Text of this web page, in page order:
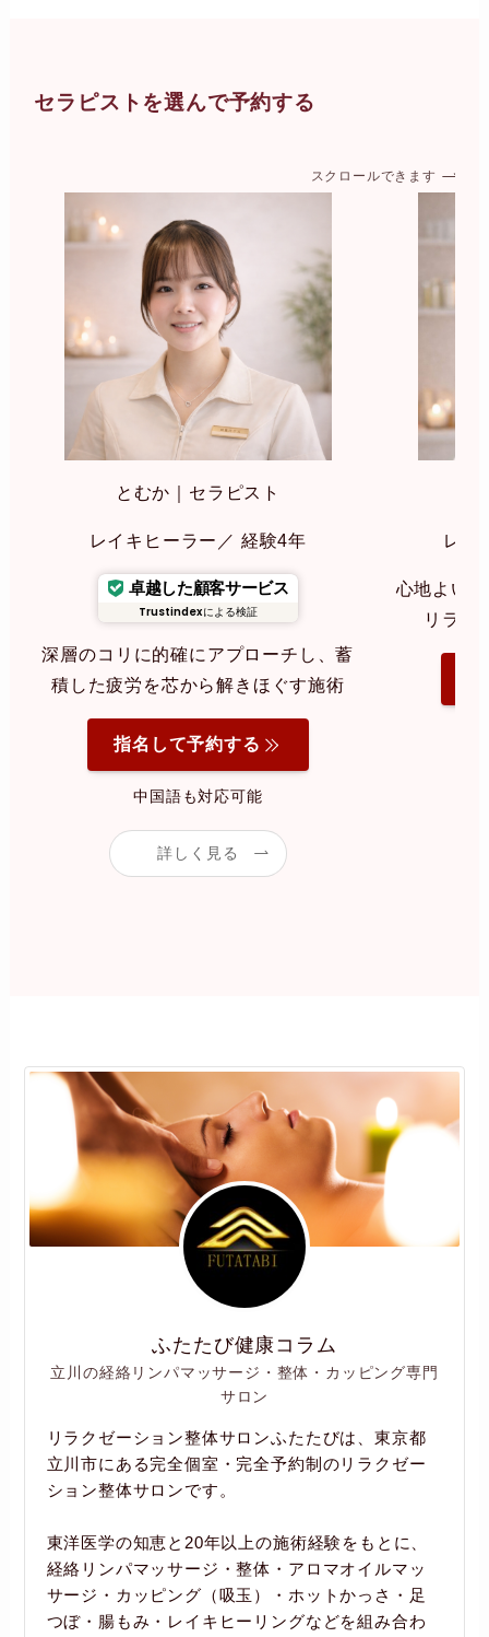
セラピストを選んで予約する
スクロールできます
とむか｜セラピスト
レイキヒーラー／ 経験4年
卓越した顧客サービス
Trustindexによる検証
深層のコリに的確にアプローチし、蓄
積した疲労を芯から解きほぐす施術
指名して予約する
中国語も対応可能
詳しく見る
レイ
心地よい
リラク
ふたたび健康コラム
立川の経絡リンパマッサージ・整体・カッピング専門
サロン
リラクゼーション整体サロンふたたびは、東京都
立川市にある完全個室・完全予約制のリラクゼー
ション整体サロンです。
東洋医学の知恵と20年以上の施術経験をもとに、
経絡リンパマッサージ・整体・アロマオイルマッ
サージ・カッピング（吸玉）・ホットかっさ・足
つぼ・腸もみ・レイキヒーリングなどを組み合わ